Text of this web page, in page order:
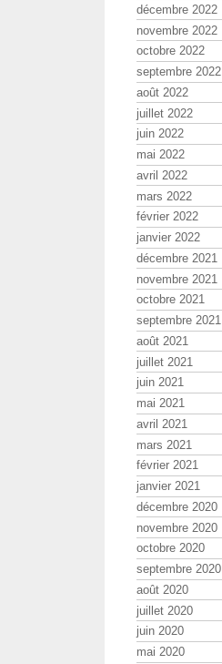
décembre 2022
novembre 2022
octobre 2022
septembre 2022
août 2022
juillet 2022
juin 2022
mai 2022
avril 2022
mars 2022
février 2022
janvier 2022
décembre 2021
novembre 2021
octobre 2021
septembre 2021
août 2021
juillet 2021
juin 2021
mai 2021
avril 2021
mars 2021
février 2021
janvier 2021
décembre 2020
novembre 2020
octobre 2020
septembre 2020
août 2020
juillet 2020
juin 2020
mai 2020